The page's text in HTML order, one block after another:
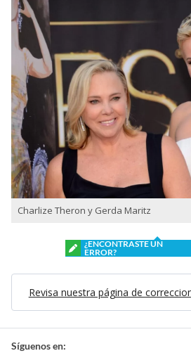
Charlize Theron y Gerda Maritz
¿ENCONTRASTE UN
ERROR?
Revisa nuestra página de
Síguenos en: